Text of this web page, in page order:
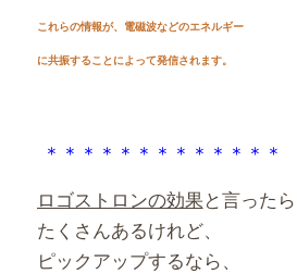
これらの情報が、電磁波などのエネルギー
に共振することによって発信されます。
＊＊＊＊＊＊＊＊＊＊＊＊＊
ロゴストロンの効果と言ったら
たくさんあるけれど、
ピックアップするなら、